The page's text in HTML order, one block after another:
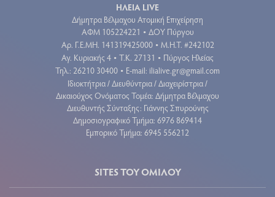
ΗΛΕΙΑ LIVE
Δήμητρα Βέλμαχου Ατομική Επιχείρηση
ΑΦΜ 105224221 • ΔΟΥ Πύργου
Aρ. Γ.Ε.ΜΗ. 141319425000 • Μ.Η.Τ. #242102
Αγ. Κυριακής 4 • Τ.Κ. 27131 • Πύργος Ηλείας
Τηλ.: 26210 30400 • E-mail: ilialive.gr@gmail.com
Ιδιοκτήτρια / Διευθύντρια / Διαχειρίστρια /
Δικαιούχος Ονόματος Τομέα: Δήμητρα Βέλμαχου
Διευθυντής Σύνταξης: Γιάννης Σπυρούνης
Δημοσιογραφικό Τμήμα: 6976 869414
Εμπορικό Τμήμα: 6945 556212
SITES ΤΟΥ ΟΜΙΛΟΥ